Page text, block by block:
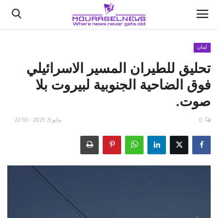
الأخبار
كتّابنا
السعودية
اقتصاد
علوم وتكنولوجيا
فيديو
لبنان
تحليق للطيران المسير الاسرائيلي
فوق الضاحية الجنوبية لبيروت بلا
صوت.
مايو 9, 2025 - 22:50 0